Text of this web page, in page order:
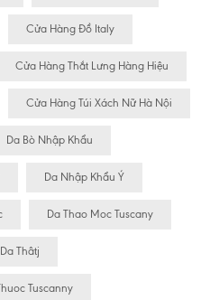
Cửa Hàng Đồ Italy
Cửa Hàng Thắt Lưng Hàng Hiệu
Cửa Hàng Túi Xách Nữ Hà Nội
Da Bò Nhập Khẩu
Da Nhập Khẩu Ý
Da Thao Moc Tuscany
Da Thâtj
Tuscanny